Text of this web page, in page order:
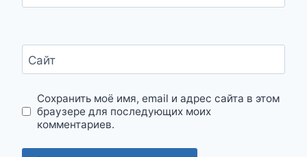
Сайт
Сохранить моё имя, email и адрес сайта в этом
браузере для последующих моих
комментариев.